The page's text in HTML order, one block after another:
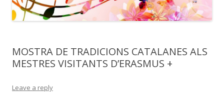
MOSTRA DE TRADICIONS CATALANES ALS
MESTRES VISITANTS D’ERASMUS +
Leave a reply